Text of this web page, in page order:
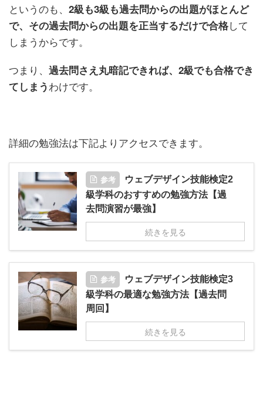
というのも、 2級も3級も過去問からの出題がほとんど
で、その過去問からの出題を正当するだけで合格して
しまうからです。
つまり、 過去問さえ丸暗記できれば、2級でも合格でき
てしまうわけです。
詳細の勉強法は下記よりアクセスできます。
参考
ウェブデザイン技能検定2
級学科のおすすめの勉強方法【過
去問演習が最強】
続きを見る
参考
ウェブデザイン技能検定3
級学科の最適な勉強方法【過去問
周回】
続きを見る